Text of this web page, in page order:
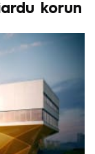
korun